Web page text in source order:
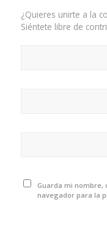
¿Quieres unirte a la
Siéntete libre de
Guarda mi nombre,
navegador para la